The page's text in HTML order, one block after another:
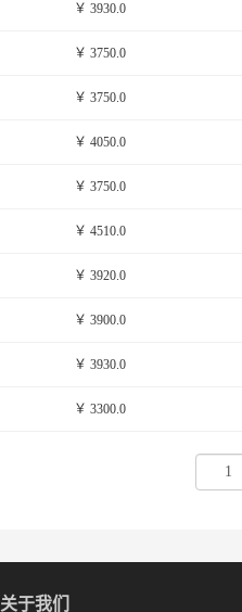
￥ 3930.0
￥ 3750.0
￥ 3750.0
￥ 4050.0
￥ 3750.0
￥ 4510.0
￥ 3920.0
￥ 3900.0
￥ 3930.0
￥ 3300.0
关于我们